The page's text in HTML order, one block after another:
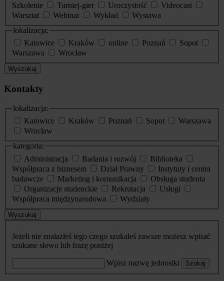
Szkolenie
Turniej-gier Uroczystość
Videocast
Warsztat
Webinar Wykład
Wystawa
lokalizacja:
Katowice
Kraków online Poznań
Sopot
Warszawa
Wrocław
Wyszukaj
Kontakty
lokalizacja:
Katowice
Kraków Poznań Sopot
Warszawa
Wrocław
kategoria:
Administracja
Badania i rozwój
Biblioteka
Współpraca z biznesem
Dział Prawny
Instytuty i centra
badawcze
Marketing i komunikacja
Obsługa studenta
Organizacje studenckie
Rekrutacja
Usługi
Współpraca międzynarodowa
Wydziały
Wyszukaj
Jeżeli nie znalazłeś tego czego szukałeś zawsze możesz wpisać
szukane słowo lub frazę poniżej
Wpisz nazwę jednostki Szukaj